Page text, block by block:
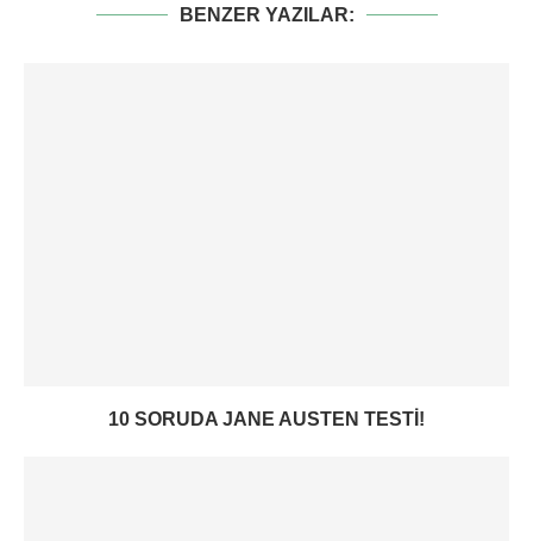
BENZER YAZILAR:
10 SORUDA JANE AUSTEN TESTI!